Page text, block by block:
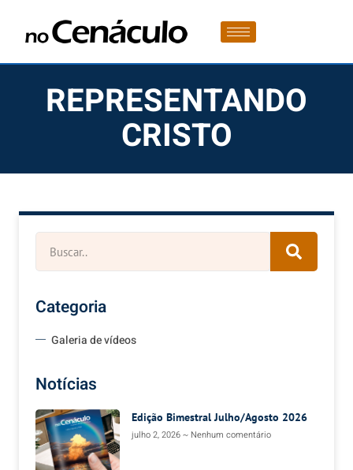
REPRESENTANDO
CRISTO
Categoria
Galeria de vídeos
Notícias
Edição Bimestral Julho/Agosto 2026
julho 2, 2026 Nenhum comentário